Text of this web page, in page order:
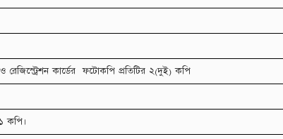
রেজিস্ট্রেশন কার্ডের ফটোকপি প্রতিটির ২(দুই) কপি
কপি।